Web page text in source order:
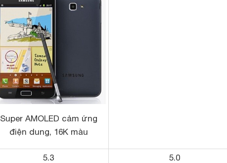
Super AMOLED cảm ứng
điện dung, 16K màu
5.3 5.0